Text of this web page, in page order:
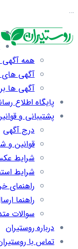
…
همه آگهی
آگهی های
آگهی ها
پایگاه اطلاع
پشتیبانی و
درج آگهی
قوانین و
شرایط
شرایط
راهنمای
راهنما
سوالات
درباره روستیران
تماس با